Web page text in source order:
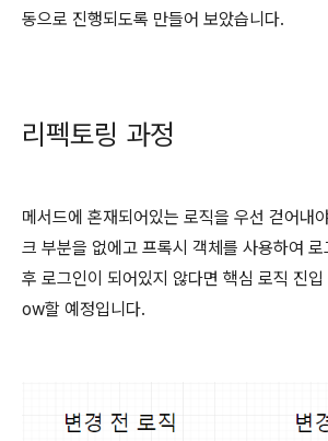
동으로 진행되도록 만들어 보았습니다.
리펙토링 과정
메서드에 혼재되어있는 로직을 우선 걷어내
크 부분을 없에고 프록시 객체를 사용하여
후 로그인이 되어있지 않다면 핵심 로직 진
ow할 예정입니다.